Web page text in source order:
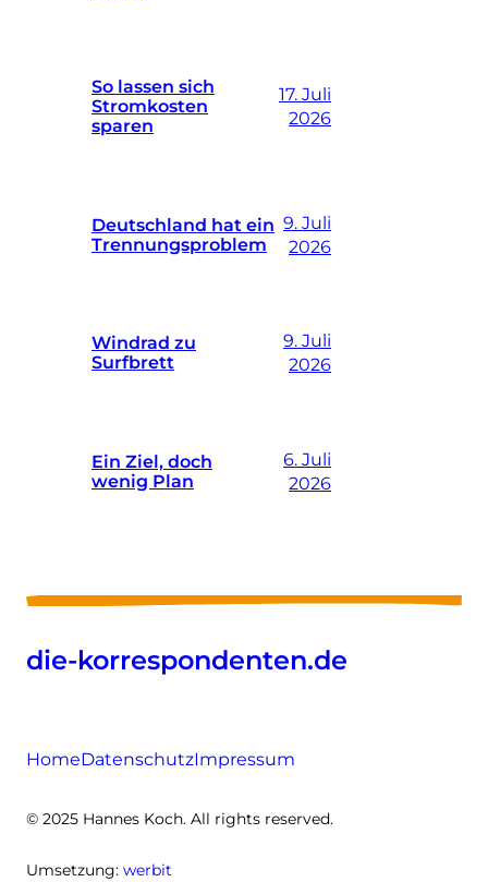
So lassen sich
Stromkosten
sparen
17. Juli
2026
Deutschland hat ein
Trennungsproblem
9. Juli
2026
Windrad zu
Surfbrett
9. Juli
2026
Ein Ziel, doch
wenig Plan
6. Juli
2026
die-korrespondenten.de
HomeDatenschutzImpressum
© 2025 Hannes Koch. All rights reserved.
Umsetzung: werbit